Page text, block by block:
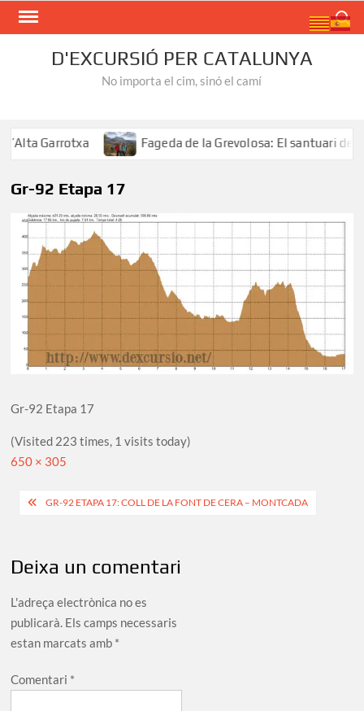
Skip
D'EXCURSIÓ PER CATALUNYA
No importa el cim, sinó el camí
Garrotxa Fageda de la Grevolosa: El santuari dels
Gr-92 Etapa 17
Gr-92 Etapa 17
(Visited 223 times, 1 visits today)
Full
650 × 305
Navegació
GR-92 ETAPA 17: COLL DE LA FONT DE CERA – MONTCADA
Deixa un comentari
L'adreça electrònica no es
publicarà. Els camps necessaris
estan marcats amb *
Comentari *